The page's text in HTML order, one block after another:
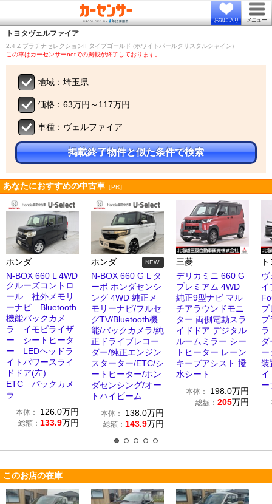
お気に入り メニュー
トヨタヴェルファイア
2.4 Z プラチナセレクションII タイプゴールド (ホワイトパールクリスタルシャイン)
この車はカーセンサーnetでの掲載が終了しております。
地域：埼玉県
価格：63万円～117万円
車種：ヴェルファイア
掲載終了物件と似た条件で検索
あなたにおすすめの中古車 ［PR］
ホンダ
N-BOX 660 L 4WD
クルーズコントロ
ール 社外メモリ
ーナビ Bluetooth
機能バックカメ
ラ イモビライザ
ー シートヒータ
ー LEDヘッドラ
イトパワースライ
ドドア(左)
ETC バックカメ
ラ
本体： 126.0万円
総額： 133.9万円
ホンダ NEW!
N-BOX 660 G L タ
ーボ ホンダセンシ
ング 4WD 純正メ
モリーナビ/フルセ
グTV/Bluetooth機
能/バックカメラ/純
正ドライブレコー
ダー/純正エンジン
スターター/ETC/シ
ートヒーター/ホン
ダセンシング/オー
トハイビーム
本体： 138.0万円
総額： 143.9万円
三菱
デリカミニ 660 G
プレミアム 4WD
純正9型ナビ マル
チアラウンドモニ
ター 両側電動スラ
イドドア デジタル
ルームミラー シー
トヒーター レーン
キープアシスト 撥
水シート
本体： 198.0万円
総額： 205万円
ヴ
イ
プ
プ
ラ
ー
装
イ
ー
このお店の在庫